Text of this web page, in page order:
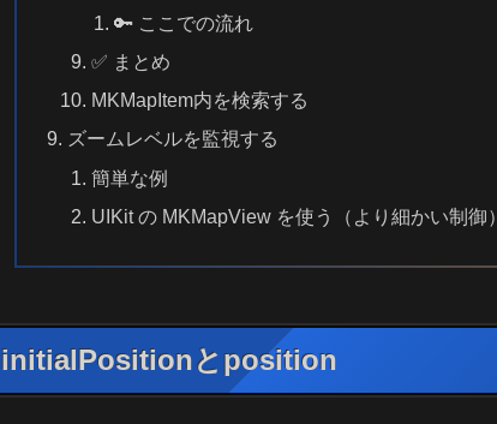
🔑 ここでの流れ
✅ まとめ
MKMapItem内を検索する
ズームレベルを監視する
簡単な例
UIKit の MKMapView を使う（より細かい制御）
initialPositionとposition